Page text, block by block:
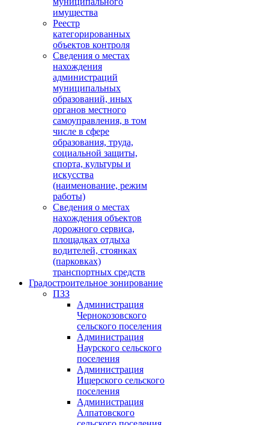
имущества
Реестр
категорированных
объектов контроля
Сведения о местах
нахождения
администраций
муниципальных
образований, иных
органов местного
самоуправления, в том
числе в сфере
образования, труда,
социальной защиты,
спорта, культуры и
искусства
(наименование, режим
работы)
Сведения о местах
нахождения объектов
дорожного сервиса,
площадках отдыха
водителей, стоянках
(парковках)
транспортных средств
Градостроительное зонирование
ПЗЗ
Администрация
Чернокозовского
сельского поселения
Администрация
Наурского сельского
поселения
Администрация
Ищерского сельского
поселения
Администрация
Алпатовского